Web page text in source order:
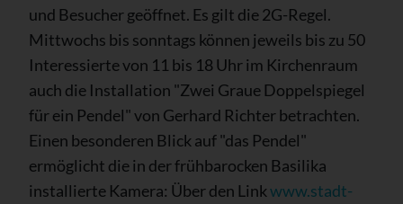
und Besucher geöffnet. Es gilt die 2G-Regel.
Mittwochs bis sonntags können jeweils bis zu 50
Interessierte von 11 bis 18 Uhr im Kirchenraum
auch die Installation "Zwei Graue Doppelspiegel
für ein Pendel" von Gerhard Richter betrachten.
Einen besonderen Blick auf "das Pendel"
ermöglicht die in der frühbarocken Basilika
installierte Kamera: Über den Linkwww.stadt-